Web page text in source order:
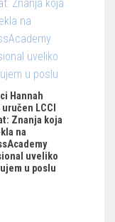
Hannah
LCCI
Znanja koja
na
uveliko
u poslu